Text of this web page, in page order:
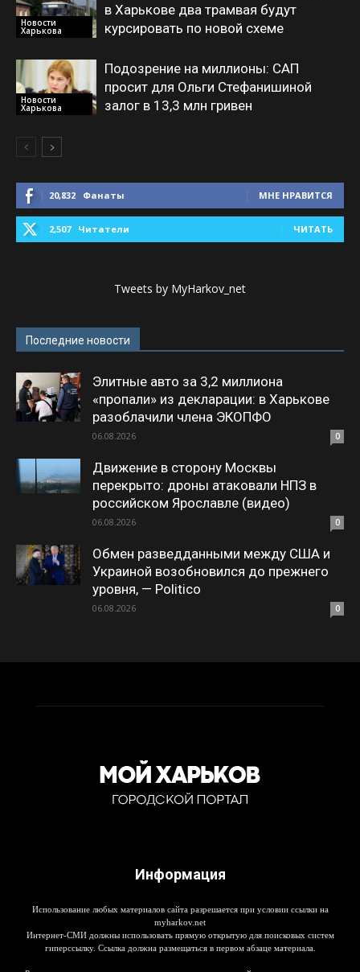
Новости
Харькова
в Харькове два трамвая будут
курсировать по новой схеме
Новости
Харькова
Подозрение на миллионы: САП
просит для Ольги Стефанишиной
залог в 13,3 млн гривен
20,832 Фанаты МНЕ НРАВИТСЯ
2,507 Читатели ЧИТАТЬ
Tweets by MyHarkov_net
Последние новости
Элитные авто за 3,2 миллиона
«пропали» из декларации: в Харькове
разоблачили члена ЭКОПФО
06.08.2026 0
Движение в сторону Москвы
перекрыто: дроны атаковали НПЗ в
российском Ярославле (видео)
06.08.2026 0
Обмен разведданными между США и
Украиной возобновился до прежнего
уровня, — Politico
06.08.2026 0
Информация
Использование любых материалов сайта разрешается при условии ссылки на
myharkov.net
Интернет-СМИ должны использовать прямую открытую для поисковых систем
гиперссылку. Ссылка должна размещаться в первом абзаце материала.